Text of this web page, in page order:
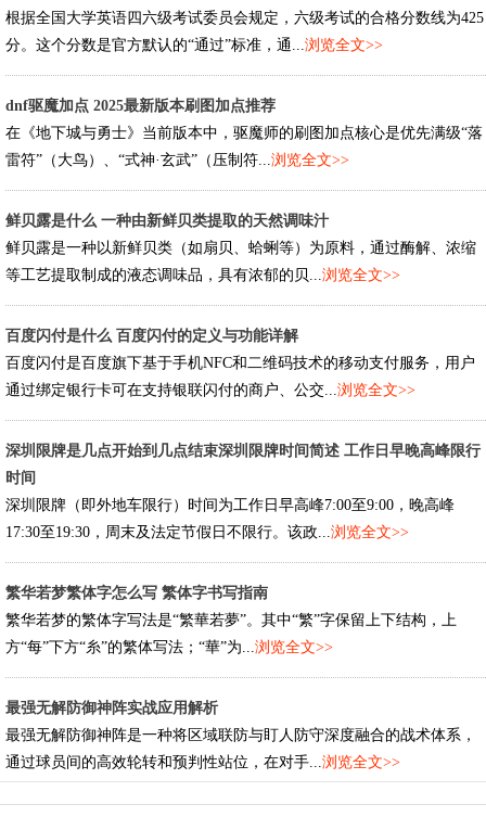
根据全国大学英语四六级考试委员会规定，六级考试的合格分数线为425
分。这个分数是官方默认的“通过”标准，通...浏览全文>>
dnf驱魔加点 2025最新版本刷图加点推荐
在《地下城与勇士》当前版本中，驱魔师的刷图加点核心是优先满级“落
雷符”（大鸟）、“式神·玄武”（压制符...浏览全文>>
鲜贝露是什么 一种由新鲜贝类提取的天然调味汁
鲜贝露是一种以新鲜贝类（如扇贝、蛤蜊等）为原料，通过酶解、浓缩
等工艺提取制成的液态调味品，具有浓郁的贝...浏览全文>>
百度闪付是什么 百度闪付的定义与功能详解
百度闪付是百度旗下基于手机NFC和二维码技术的移动支付服务，用户
通过绑定银行卡可在支持银联闪付的商户、公交...浏览全文>>
深圳限牌是几点开始到几点结束深圳限牌时间简述 工作日早晚高峰限行
时间
深圳限牌（即外地车限行）时间为工作日早高峰7:00至9:00，晚高峰
17:30至19:30，周末及法定节假日不限行。该政...浏览全文>>
繁华若梦繁体字怎么写 繁体字书写指南
繁华若梦的繁体字写法是“繁華若夢”。其中“繁”字保留上下结构，上
方“每”下方“糸”的繁体写法；“華”为...浏览全文>>
最强无解防御神阵实战应用解析
最强无解防御神阵是一种将区域联防与盯人防守深度融合的战术体系，
通过球员间的高效轮转和预判性站位，在对手...浏览全文>>